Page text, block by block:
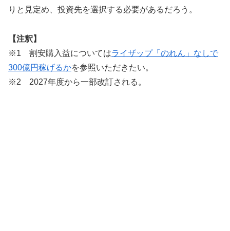
りと見定め、投資先を選択する必要があるだろう。
【注釈】
※1 割安購入益についてはライザップ「のれん」なしで
300億円稼げるかを参照いただきたい。
※2 2027年度から一部改訂される。